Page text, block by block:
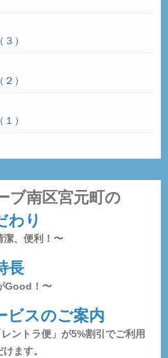
）
）
）
ブ南区宮元町の
わり
潔、便利！〜
長
Good！〜
ビスのご案内
ントラ便」が5%割引でご利用
ます。